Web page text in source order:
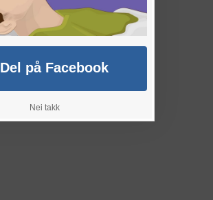
Del på Facebook
Nei takk